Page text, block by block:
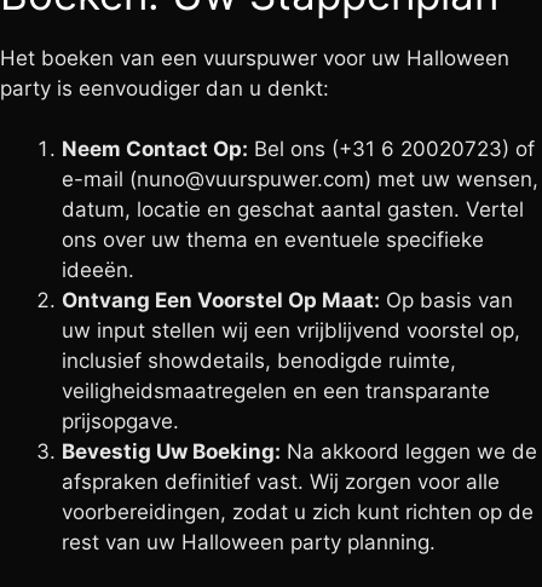
Het boeken van een vuurspuwer voor uw Halloween
party is eenvoudiger dan u denkt:
Neem Contact Op: Bel ons (+31 6 20020723) of
e-mail (nuno@vuurspuwer.com) met uw wensen,
datum, locatie en geschat aantal gasten. Vertel
ons over uw thema en eventuele specifieke
ideeën.
Ontvang Een Voorstel Op Maat: Op basis van
uw input stellen wij een vrijblijvend voorstel op,
inclusief showdetails, benodigde ruimte,
veiligheidsmaatregelen en een transparante
prijsopgave.
Bevestig Uw Boeking: Na akkoord leggen we de
afspraken definitief vast. Wij zorgen voor alle
voorbereidingen, zodat u zich kunt richten op de
rest van uw Halloween party planning.